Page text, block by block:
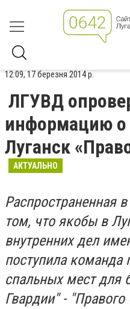
12:09, 17 березня 2014 р.
ЛГУВД
информацию о
Луганск
АКТУАЛЬНО
том, что якобы в
внутренних дел
поступила команда
спальных мест для
Гвардии" - "Правого